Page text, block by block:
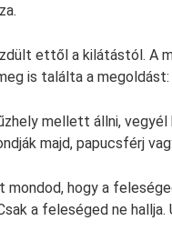
ettől a kilátástól. A
is találta a megoldást:
mellett állni,
majd, papucsférj
mondod, hogy a
a feleséged ne hallja.